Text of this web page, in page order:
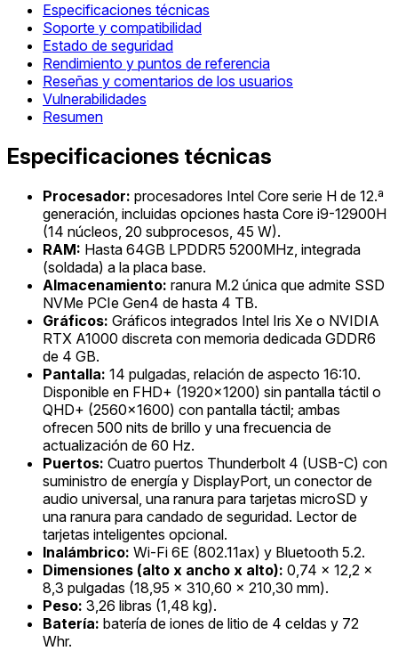
Especificaciones técnicas
Soporte y compatibilidad
Estado de seguridad
Rendimiento y puntos de referencia
Reseñas y comentarios de los usuarios
Vulnerabilidades
Resumen
Especificaciones técnicas
Procesador: procesadores Intel Core serie H de 12.ª
generación, incluidas opciones hasta Core i9-12900H
(14 núcleos, 20 subprocesos, 45 W).
RAM: Hasta 64GB LPDDR5 5200MHz, integrada
(soldada) a la placa base.
Almacenamiento: ranura M.2 única que admite SSD
NVMe PCIe Gen4 de hasta 4 TB.
Gráficos: Gráficos integrados Intel Iris Xe o NVIDIA
RTX A1000 discreta con memoria dedicada GDDR6
de 4 GB.
Pantalla: 14 pulgadas, relación de aspecto 16:10.
Disponible en FHD+ (1920x1200) sin pantalla táctil o
QHD+ (2560x1600) con pantalla táctil; ambas
ofrecen 500 nits de brillo y una frecuencia de
actualización de 60 Hz.
Puertos: Cuatro puertos Thunderbolt 4 (USB-C) con
suministro de energía y DisplayPort, un conector de
audio universal, una ranura para tarjetas microSD y
una ranura para candado de seguridad. Lector de
tarjetas inteligentes opcional.
Inalámbrico: Wi-Fi 6E (802.11ax) y Bluetooth 5.2.
Dimensiones (alto x ancho x alto): 0,74 x 12,2 x
8,3 pulgadas (18,95 x 310,60 x 210,30 mm).
Peso: 3,26 libras (1,48 kg).
Batería: batería de iones de litio de 4 celdas y 72
Whr.